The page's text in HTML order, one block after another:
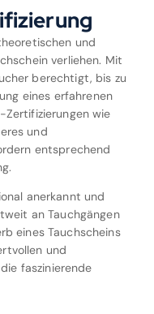
und
verliehen. Mit
berechtigt, bis zu
eines erfahrenen
Zertifizierungen wie
und
entsprechend
anerkannt und
an Tauchgängen
eines Tauchscheins
und
faszinierende